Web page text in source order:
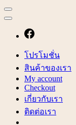
โปรโมชั่น
สินค้าของเรา
My account
Checkout
เกี่ยวกับเรา
ติดต่อเรา